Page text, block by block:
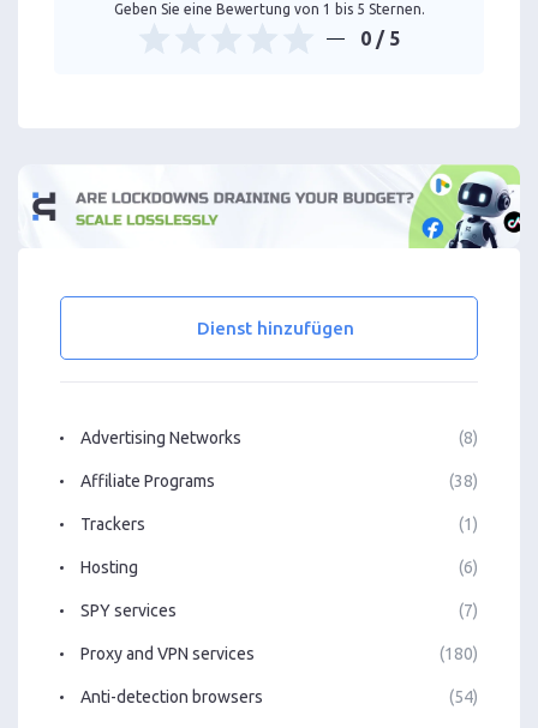
Geben Sie eine Bewertung von 1 bis 5 Sternen.
0 / 5
Dienst hinzufügen
Advertising Networks (8)
Affiliate Programs (38)
Trackers (1)
Hosting (6)
SPY services (7)
Proxy and VPN services (180)
Anti-detection browsers (54)